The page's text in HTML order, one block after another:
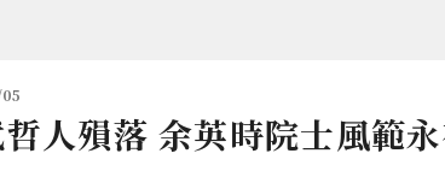
人殞落 余英時院士風範